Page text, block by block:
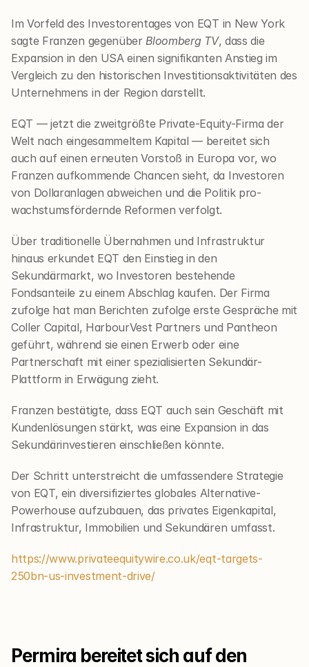
Im Vorfeld des Investorentages von EQT in New York
sagte Franzen gegenüber Bloomberg TV, dass die
Expansion in den USA einen signifikanten Anstieg im
Vergleich zu den historischen Investitionsaktivitäten des
Unternehmens in der Region darstellt.
EQT — jetzt die zweitgrößte Private-Equity-Firma der
Welt nach eingesammeltem Kapital — bereitet sich
auch auf einen erneuten Vorstoß in Europa vor, wo
Franzen aufkommende Chancen sieht, da Investoren
von Dollaranlagen abweichen und die Politik pro-
wachstumsfördernde Reformen verfolgt.
Über traditionelle Übernahmen und Infrastruktur
hinaus erkundet EQT den Einstieg in den
Sekundärmarkt, wo Investoren bestehende
Fondsanteile zu einem Abschlag kaufen. Der Firma
zufolge hat man Berichten zufolge erste Gespräche mit
Coller Capital, HarbourVest Partners und Pantheon
geführt, während sie einen Erwerb oder eine
Partnerschaft mit einer spezialisierten Sekundär-
Plattform in Erwägung zieht.
Franzen bestätigte, dass EQT auch sein Geschäft mit
Kundenlösungen stärkt, was eine Expansion in das
Sekundärinvestieren einschließen könnte.
Der Schritt unterstreicht die umfassendere Strategie
von EQT, ein diversifiziertes globales Alternative-
Powerhouse aufzubauen, das privates Eigenkapital,
Infrastruktur, Immobilien und Sekundären umfasst.
https://www.privateequitywire.co.uk/eqt-targets-
250bn-us-investment-drive/
Permira bereitet sich auf den